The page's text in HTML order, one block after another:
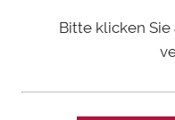
Bitte klicken